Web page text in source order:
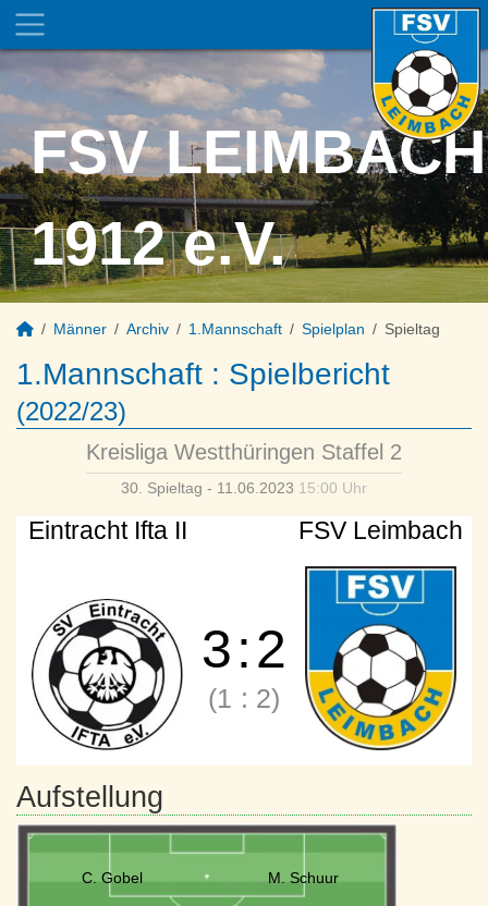
FSV LEIMBACH
1912 e.V.
Männer Archiv 1.Mannschaft Spielplan Spieltag
1.Mannschaft : Spielbericht
(2022/23)
Kreisliga Westthüringen Staffel 2
30. Spieltag - 11.06.2023 15:00 Uhr
Eintracht Ifta II FSV Leimbach
3:2
(1 : 2)
Aufstellung
C. Gobel M. Schuur